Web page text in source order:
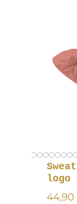
logo
44,90